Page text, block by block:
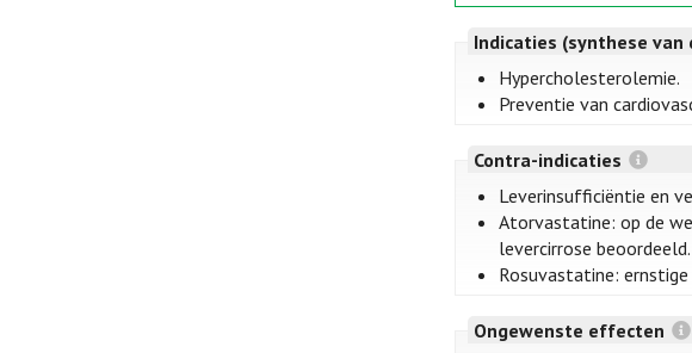
Indicaties (synthese van
Hypercholesterolemie.
Preventie van
Contra-indicaties
Leverinsufficiëntie en
Atorvastatine: op de
levercirrose beoordeeld.
Rosuvastatine:
Ongewenste effecten